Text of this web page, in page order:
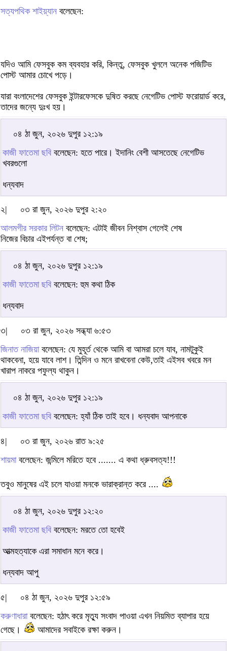
সত্যপথিক শাইয়্যান বলেছেন:
যদিও আমি ফেসবুক কম ব্যবহার করি, কিন্তু, ফেসবুক খুললে অনেক পজিটিভ
পোস্ট আমার চোখে পড়ে।
যারা বংলাদেশের ফেসবুক ইন্টারফেসকে দুষিত করছে নেগেটিভ পোস্ট ফরোয়ার্ড করে,
তাদের জন্যে দুঃখ হয়।
০৪ ঠা জুন, ২০২৬ দুপুর ১২:১৯
কাজী ফাতেমা ছবি বলেছেন: হতে পারে। ইদানিং বেশী আসতেছে নেগেটিভ
খবরগুলো
ধন্যবাদ
২|
০৩ রা জুন, ২০২৬ দুপুর ২:২০
আলমগীর সরকার লিটন বলেছেন: এটাই জীবন নিশ্বাস গেলেই শেষ
নিজের বিচার এইপর্যন্ত বা শেষ;
০৪ ঠা জুন, ২০২৬ দুপুর ১২:১৯
কাজী ফাতেমা ছবি বলেছেন: হুম কথা ঠিক
ধন্যবাদ
৩|
০৩ রা জুন, ২০২৬ সন্ধ্যা ৬:৫৩
জিনাত নাজিয়াবলেছেন: যে মুহূর্ত থেকে আমি বা আমরা চলে যাব, নামটুকুই
থাকবেনা, হয়ে যাবে লাশ। তিন্দিন ও মনে রাখবেনা কেউ,তাই এইসব খবরে মন
খারাপ নাকরে পফুল্য থাকুন।
০৪ ঠা জুন, ২০২৬ দুপুর ১২:১৯
কাজী ফাতেমা ছবি বলেছেন: হ্যাঁ ঠিক তাই হবে। ধন্যবাদ আপনাকে
৪|
০৩ রা জুন, ২০২৬ রাত ৯:২৫
শায়মাবলেছেন: জন্মিলে মরিতে হবে ....... এ কথা ধ্রুবসত্য!!!
তবুও মানুষের এই চলে যাওয়া মনকে ভারাক্রান্ত করে ....
০৪ ঠা জুন, ২০২৬ দুপুর ১২:২০
কাজী ফাতেমা ছবি বলেছেন: মরতে তো হবেই
আত্মহত্যাকে এরা সমাধান মনে করে।
ধন্যবাদ আপু
৫|
০৪ ঠা জুন, ২০২৬ দুপুর ১২:৫৯
করুণাধারাবলেছেন: হঠাৎ করে মৃত্যু সংবাদ পাওয়া এখন নিয়মিত ব্যাপার হয়ে
গেছে।
আমাদের সবাইকে রক্ষা করুন।